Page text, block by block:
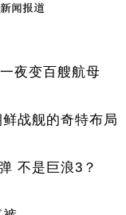
夜变百艘航母
战舰的奇特布局
不是巨浪3？